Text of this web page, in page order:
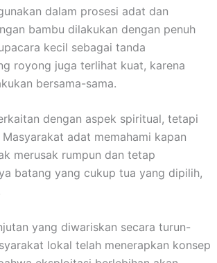
dalam prosesi adat dan
bambu dilakukan dengan penuh
kecil sebagai tanda
royong juga terlihat kuat, karena
bersama-sama.
dengan aspek spiritual, tetapi
adat memahami kapan
merusak rumpun dan tetap
batang yang cukup tua yang dipilih,
yang diwariskan secara turun-
lokal telah menerapkan konsep